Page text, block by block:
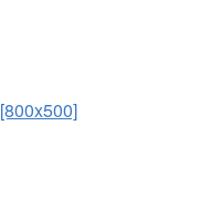
[800x500]